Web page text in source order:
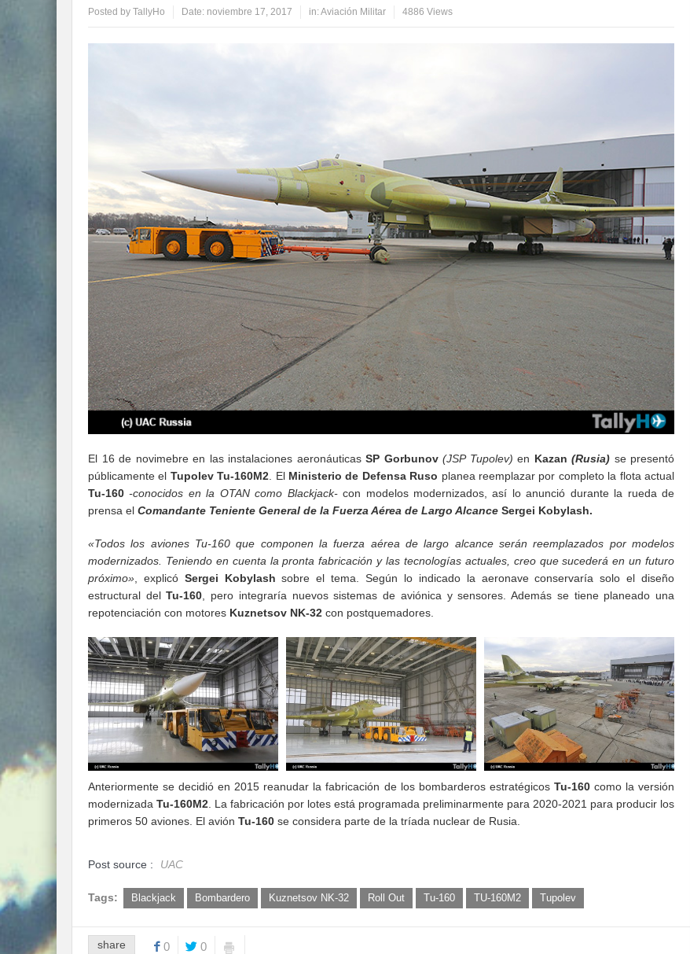
Posted by TallyHo Date: noviembre 17, 2017 in:Aviación Militar 4886 Views
El 16 de novimebre en las instalaciones aeronáuticasSP Gorbunov (JSP Tupolev) en Kazan (Rusia) se presentó
públicamente el Tupolev Tu-160M2. El Ministerio de Defensa Ruso planea reemplazar por completo la flota actual
Tu-160 -conocidos en la OTAN como Blackjack-con modelos modernizados, así lo anunció durante la rueda de
prensa el Comandante Teniente General de la Fuerza Aérea de Largo Alcance Sergei Kobylash.
«Todos los aviones Tu-160 que componen la fuerza aérea de largo alcance serán reemplazados por modelos
modernizados. Teniendo en cuenta la pronta fabricación y las tecnologías actuales, creo que sucederá en un futuro
próximo», explicó Sergei Kobylash sobre el tema. Según lo indicado la aeronave conservaría solo el diseño
estructural delTu-160, pero integraría nuevos sistemas de aviónica y sensores. Además se tiene planeado una
repotenciación con motores Kuznetsov NK-32 con postquemadores.
Anteriormente se decidió en 2015 reanudar la fabricación de los bombarderos estratégicos Tu-160como la versión
modernizada Tu-160M2 . La fabricación por lotes está programada preliminarmente para 2020-2021 para producir los
primeros 50 aviones. El avión Tu-160 se considera parte de la tríada nuclear de Rusia.
Post source : UAC
Tags: Blackjack Bombardero Kuznetsov NK-32 Roll Out Tu-160 TU-160M2 Tupolev
share 0 0